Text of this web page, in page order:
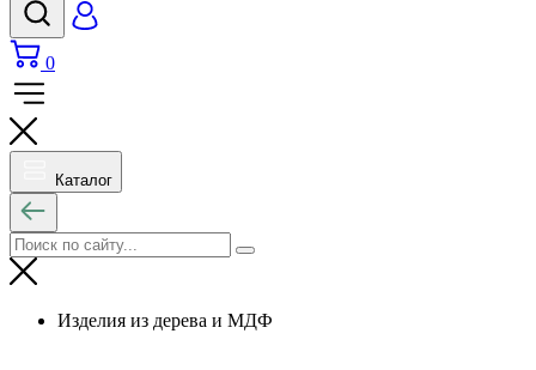
0
Каталог
Изделия из дерева и МДФ